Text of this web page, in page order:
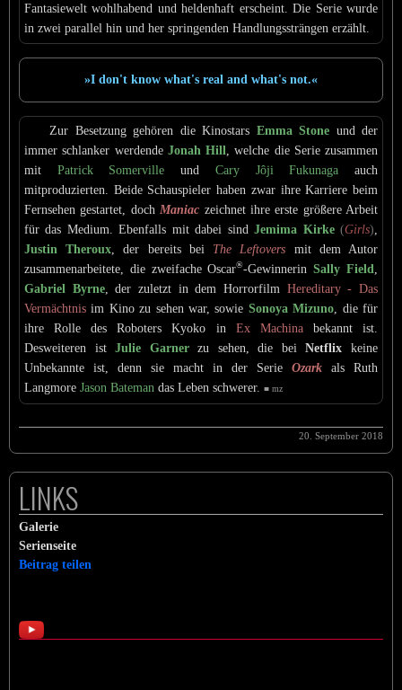
Fantasiewelt wohlhabend und heldenhaft erscheint. Die Serie wurde
in zwei parallel hin und her springenden Handlungssträngen erzählt.
»I don't know what's real and what's not.«
Zur Besetzung gehören die Kinostars Emma Stone und der
immer schlanker werdende Jonah Hill
, welche die Serie zusammen
mit Patrick Somerville und Cary Jôji Fukunaga auch
mitproduzierten. Beide Schauspieler haben zwar ihre Karriere beim
Fernsehen gestartet, doch Maniac zeichnet ihre erste größere Arbeit
für das Medium. Ebenfalls mit dabei sindJemima Kirke (Girls)
Justin Theroux , der bereits bei The Leftovers mit dem Autor
zusammenarbeitete, die zweifache Oscar®-GewinnerinSally Field
Gabriel Byrne, der zuletzt in dem Horrorfilm Hereditary - Das
Vermächtnis im Kino zu sehen war, sowie Sonoya Mizuno , die für
ihre Rolle des Roboters Kyoko in Ex Machinabekannt ist.
Desweiteren istJulie Garnerzu sehen, die beiNetflix keine
Unbekannte ist, denn sie macht in der Serie Ozark als Ruth
Langmore Jason Bateman das Leben schwerer. ■ mz
20. September 2018
LINKS
Galerie
Serienseite
Beitrag teilen